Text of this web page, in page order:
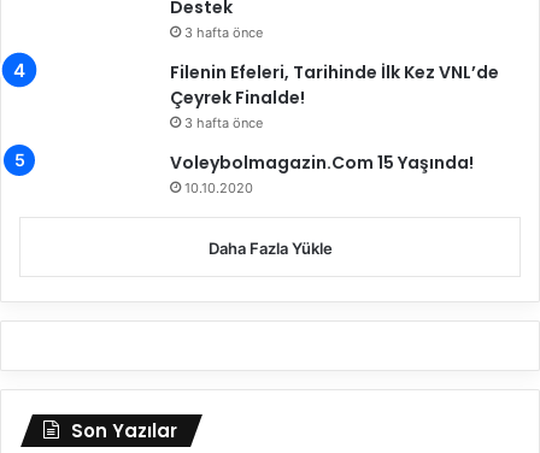
Destek
3 hafta önce
Filenin Efeleri, Tarihinde İlk Kez VNL’de
Çeyrek Finalde!
3 hafta önce
Voleybolmagazin.Com 15 Yaşında!
10.10.2020
Daha Fazla Yükle
Son Yazılar